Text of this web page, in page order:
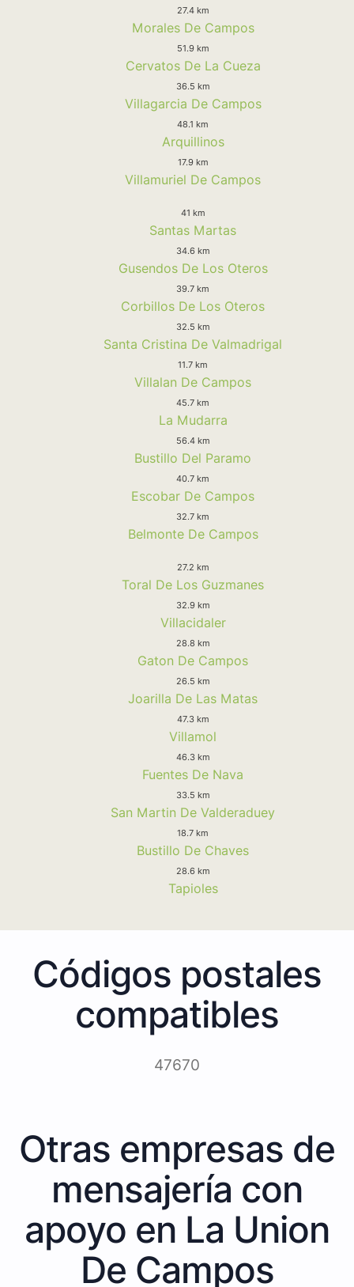
27.4 km
Morales De Campos
51.9 km
Cervatos De La Cueza
36.5 km
Villagarcia De Campos
48.1 km
Arquillinos
17.9 km
Villamuriel De Campos
41 km
Santas Martas
34.6 km
Gusendos De Los Oteros
39.7 km
Corbillos De Los Oteros
32.5 km
Santa Cristina De Valmadrigal
11.7 km
Villalan De Campos
45.7 km
La Mudarra
56.4 km
Bustillo Del Paramo
40.7 km
Escobar De Campos
32.7 km
Belmonte De Campos
27.2 km
Toral De Los Guzmanes
32.9 km
Villacidaler
28.8 km
Gaton De Campos
26.5 km
Joarilla De Las Matas
47.3 km
Villamol
46.3 km
Fuentes De Nava
33.5 km
San Martin De Valderaduey
18.7 km
Bustillo De Chaves
28.6 km
Tapioles
Códigos postales
compatibles
47670
Otras empresas de
mensajería con
apoyo en La Union
De Campos